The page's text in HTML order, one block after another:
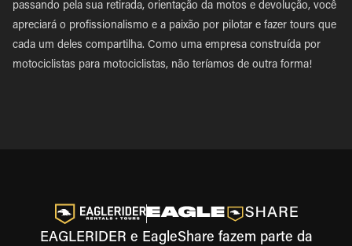
passando pela sua retirada, orientação da motos e devolução, você
apreciará o profissionalismo e a paixão por pilotar e fazer tours que
cada um deles compartilha. Como uma empresa construída por
motociclistas para motociclistas, não teríamos de outra forma!
EAGLERIDER e EagleShare fazem parte da